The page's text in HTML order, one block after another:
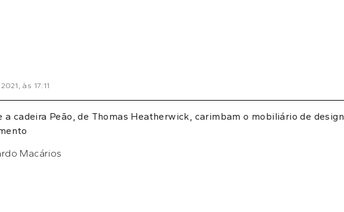
, às 17:11
a cadeira Peão, de Thomas Heatherwick, carimbam o mobiliário de design
Macários